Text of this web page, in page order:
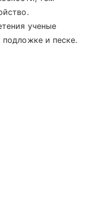
ученые
и песке.